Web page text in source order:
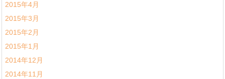
2015年4月
2015年3月
2015年2月
2015年1月
2014年12月
2014年11月